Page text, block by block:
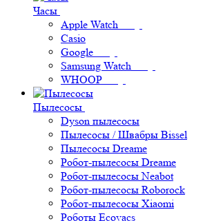
Часы
Apple Watch
Casio
Google
Samsung Watch
WHOOP
Пылесосы
Dyson пылесосы
Пылесосы / Швабры Bissel
Пылесосы Dreame
Робот-пылесосы Dreame
Робот-пылесосы Neabot
Робот-пылесосы Roborock
Робот-пылесосы Xiaomi
Роботы Ecovacs